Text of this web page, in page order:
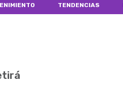
TENDENCIAS